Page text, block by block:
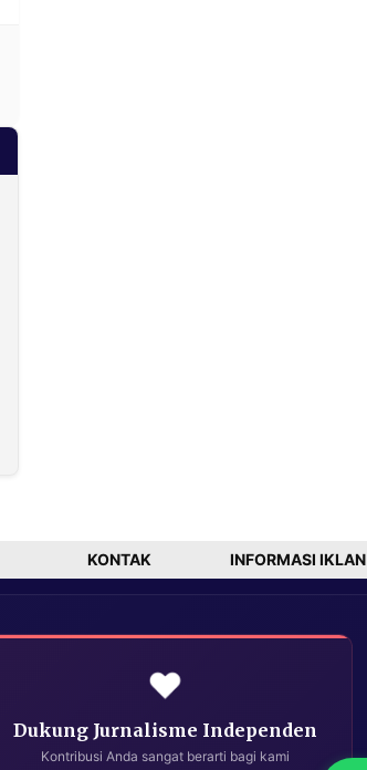
KONTAK INFORMASI IKLAN
❤️
Dukung Jurnalisme Independen
Kontribusi Anda sangat berarti bagi kami